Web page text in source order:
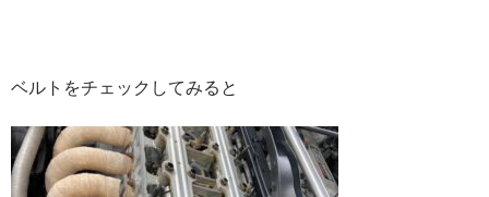
ベルトをチェックしてみると